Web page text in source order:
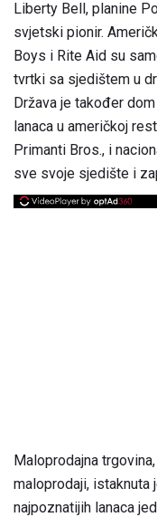
Liberty Bell, planine
svjetski pionir.
Boys i Rite Aid su
tvrtki sa sjedištem u
Država je također
lanaca u američkoj
Primanti Bros., i
sve svoje sjedište i
Maloprodajna
maloprodaji, istaknuta
najpoznatijih lanaca